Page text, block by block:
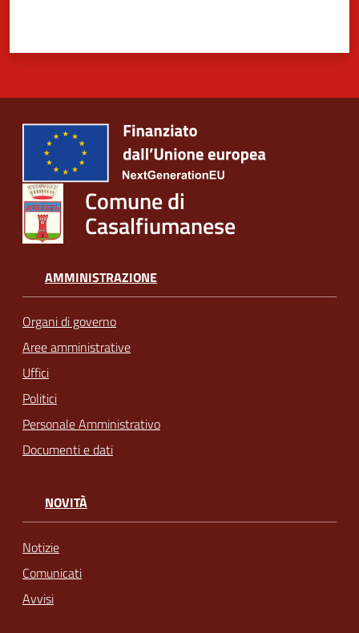
Comune di
Casalfiumanese
AMMINISTRAZIONE
Organi di governo
Aree amministrative
Uffici
Politici
Personale Amministrativo
Documenti e dati
NOVITÀ
Notizie
Comunicati
Avvisi